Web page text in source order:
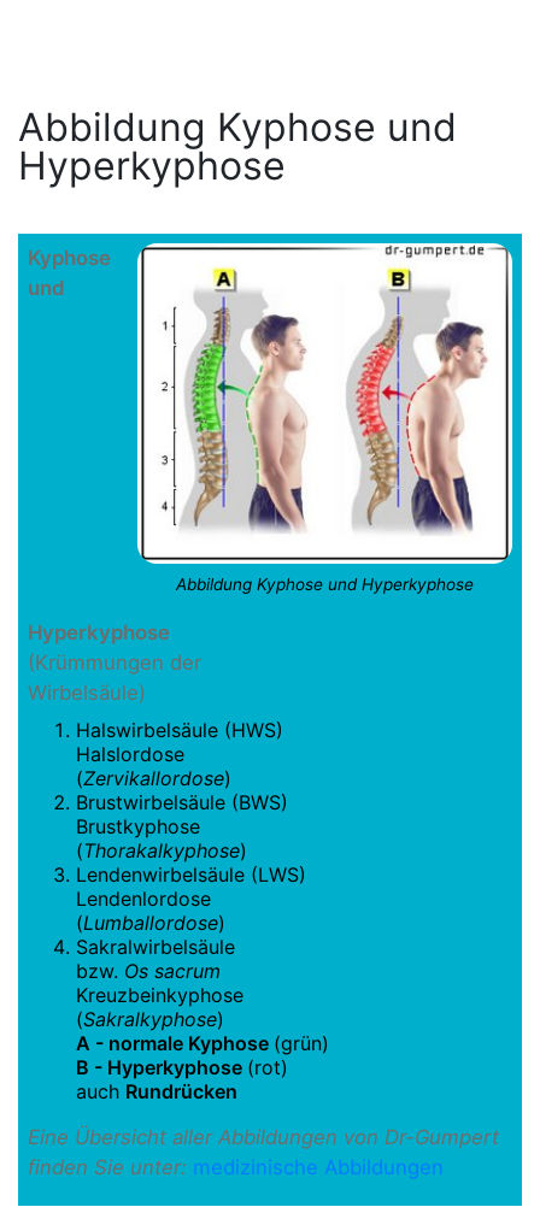
Abbildung Kyphose und
Hyperkyphose
Abbildung Kyphose und Hyperkyphose
Kyphose
und
Hyperkyphose
(Krümmungen der
Wirbelsäule)
Halswirbelsäule (HWS)
Halslordose
(Zervikallordose)
Brustwirbelsäule (BWS)
Brustkyphose
(Thorakalkyphose)
Lendenwirbelsäule (LWS)
Lendenlordose
(Lumballordose)
Sakralwirbelsäule
bzw. Os sacrum
Kreuzbeinkyphose
(Sakralkyphose)
A - normale Kyphose (grün)
B - Hyperkyphose (rot)
auch Rundrücken
Eine Übersicht aller Abbildungen von Dr-Gumpert
finden Sie unter: medizinische Abbildungen